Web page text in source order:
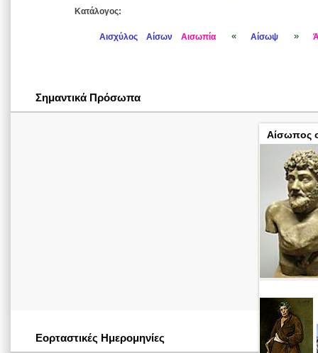
Κατάλογος:
Αισχύλος Αίσων Αισωπία « Αίσωψ »
Σημαντικά Πρόσωπα
Αίσωπος
Εορταστικές Ημερομηνίες